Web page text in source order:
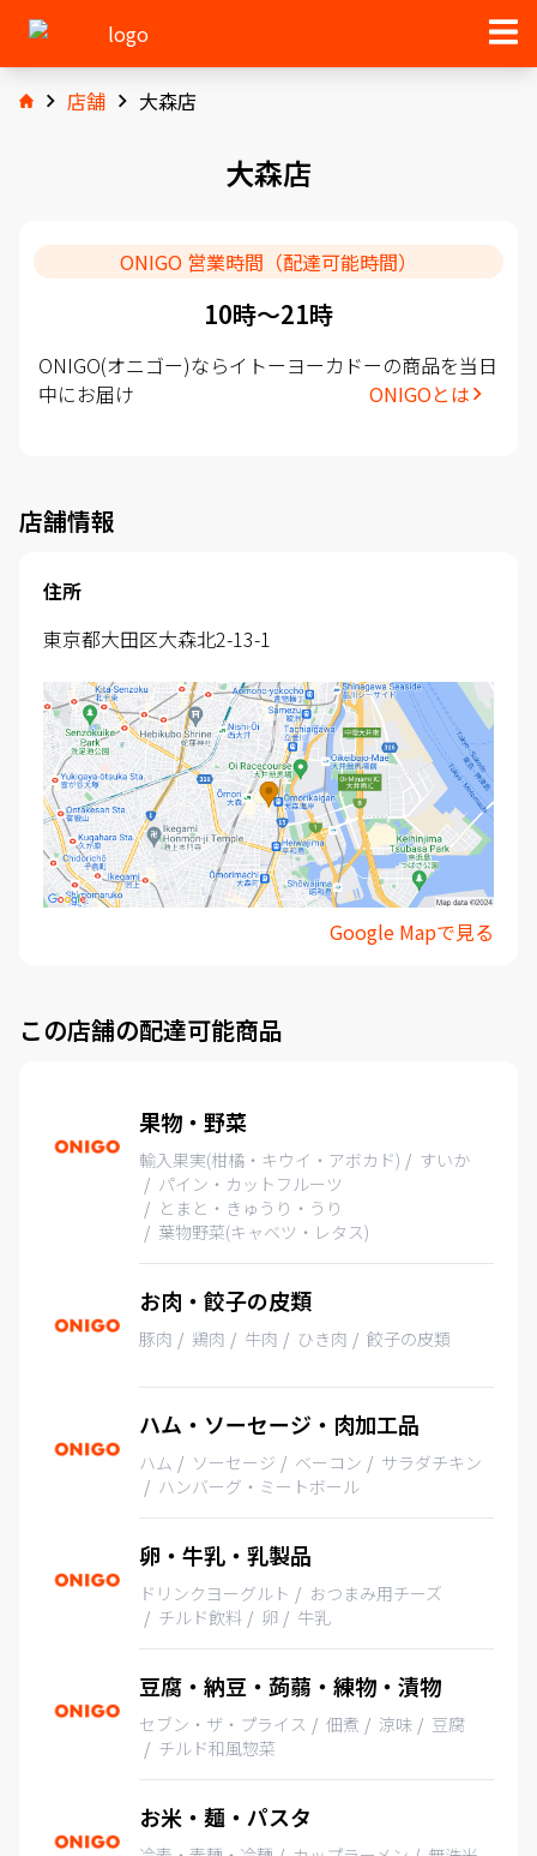
店舗 大森店
大森店
ONIGO 営業時間（配達可能時間）
10時〜21時
ONIGO(オニゴー)ならイトーヨーカドーの商品を当日
中にお届け
ONIGOとは
店舗情報
住所
東京都大田区大森北2-13-1
Google Mapで見る
この店舗の配達可能商品
果物・野菜
輸入果実(柑橘・キウイ・アボカド)
すいか
パイン・カットフルーツ
とまと・きゅうり・うり
葉物野菜(キャベツ・レタス)
お肉・餃子の皮類
豚肉 鶏肉 牛肉 ひき肉 餃子の皮類
ハム・ソーセージ・肉加工品
ハム ソーセージ ベーコン
サラダチキン
ハンバーグ・ミートボール
卵・牛乳・乳製品
ドリンクヨーグルト
おつまみ用チーズ
チルド飲料
卵 牛乳
豆腐・納豆・蒟蒻・練物・漬物
セブン・ザ・プライス 佃煮 涼味
豆腐
チルド和風惣菜
お米・麺・パスタ